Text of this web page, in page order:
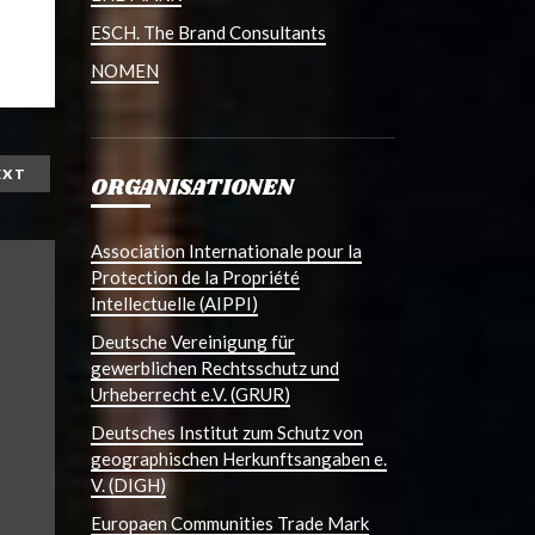
ESCH. The Brand Consultants
NOMEN
ORGANISATIONEN
Association Internationale pour la
Protection de la Propriété
Intellectuelle (AIPPI)
Deutsche Vereinigung für
gewerblichen Rechtsschutz und
Urheberrecht e.V. (GRUR)
Deutsches Institut zum Schutz von
geographischen Herkunftsangaben e.
V. (DIGH)
Europaen Communities Trade Mark